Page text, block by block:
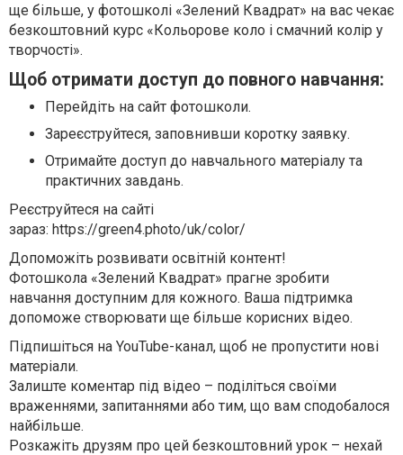
ще більше, у фотошколі «Зелений Квадрат» на вас чекає
безкоштовний курс «Кольорове коло і смачний колір у
творчості».
Щоб отримати доступ до повного навчання:
Перейдіть на сайт фотошколи.
Зареєструйтеся, заповнивши коротку заявку.
Отримайте доступ до навчального матеріалу та
практичних завдань.
Реєструйтеся на сайті
зараз: https://green4.photo/uk/color/
Допоможіть розвивати освітній контент!
Фотошкола «Зелений Квадрат» прагне зробити
навчання доступним для кожного. Ваша підтримка
допоможе створювати ще більше корисних відео.
Підпишіться на YouTube-канал, щоб не пропустити нові
матеріали.
Залиште коментар під відео – поділіться своїми
враженнями, запитаннями або тим, що вам сподобалося
найбільше.
Розкажіть друзям про цей безкоштовний урок – нехай